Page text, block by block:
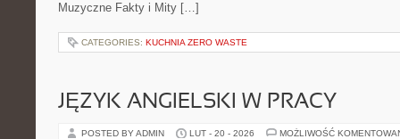
Muzyczne Fakty i Mity […]
CATEGORIES: KUCHNIA ZERO WASTE
JĘZYK ANGIELSKI W PRACY
POSTED BY ADMIN LUT - 20 - 2026 MOŻLIWOŚĆ